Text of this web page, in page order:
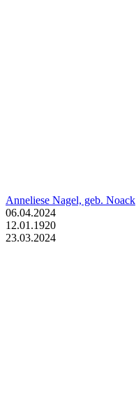
Anneliese Nagel, geb. Noack
06.04.2024
12.01.1920
23.03.2024